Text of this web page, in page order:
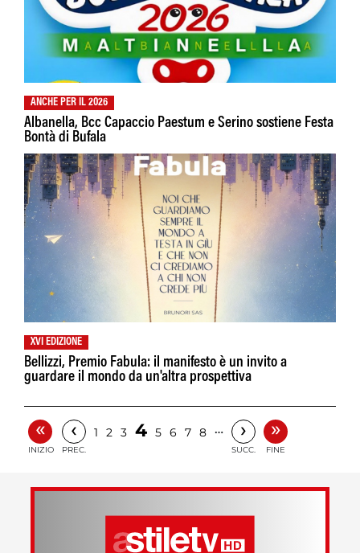
ANCHE PER IL 2026
Albanella, Bcc Capaccio Paestum e Serino sostiene Festa
Bontà di Bufala
XVI EDIZIONE
Bellizzi, Premio Fabula: il manifesto è un invito a
guardare il mondo da un'altra prospettiva
«
INIZIO
‹
PREC.
1 2 3 4 5 6 7 8 … ›
SUCC.
»
FINE